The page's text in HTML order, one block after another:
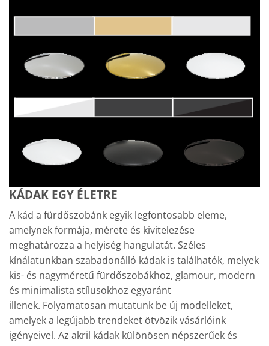
KÁDAK EGY ÉLETRE
A kád a fürdőszobánk egyik legfontosabb eleme,
amelynek formája, mérete és kivitelezése
meghatározza a helyiség hangulatát. Széles
kínálatunkban szabadonálló kádak is találhatók, melyek
kis- és nagyméretű fürdőszobákhoz, glamour, modern
és minimalista stílusokhoz egyaránt
illenek. Folyamatosan mutatunk be új modelleket,
amelyek a legújabb trendeket ötvözik vásárlóink
igényeivel. Az akril kádak különösen népszerűek és